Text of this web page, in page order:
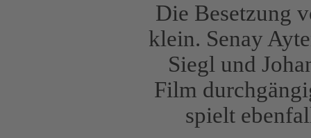
Die Besetzung
klein. Senay
Siegl und
Film
spielt